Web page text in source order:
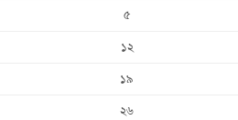
৫
১২
১৯
২৬